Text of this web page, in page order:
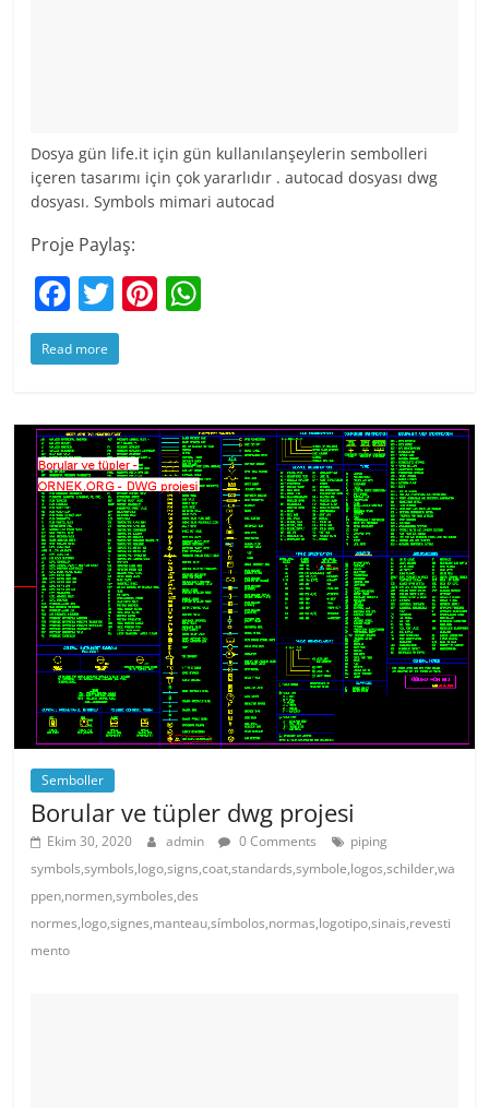
Dosya gün life.it için gün kullanılanşeylerin sembolleri
içeren tasarımı için çok yararlıdır . autocad dosyası dwg
dosyası. Symbols mimari autocad
Proje Paylaş:
F
a
c
b
o
o
k
T
w
itt
Pi
st A
p
p
Read more
Semboller
Borular ve tüpler dwg projesi
Ekim 30, 2020 admin 0 Comments
piping
symbols,symbols,logo,signs,coat,standards,symbole,logos,schilder,wa
ppen,normen,symboles,des
normes,logo,signes,manteau,símbolos,normas,logotipo,sinais,revesti
mento